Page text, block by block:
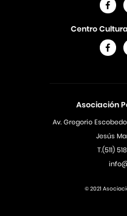
Asociación
Av. Gregorio
Jesús
T.(511)
Centro
© 2021